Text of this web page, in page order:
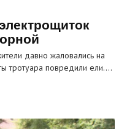
давно жаловались на
тротуара повредили ели.…